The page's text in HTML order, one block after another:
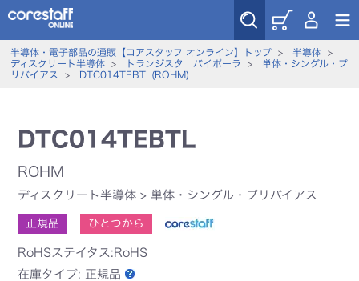
半導体・電子部品の通販【コアスタッフ オンライン】トップ> 半導体>
ディスクリート半導体> トランジスタ バイポーラ >
単体・シングル・プ
リバイアス
> DTC014TEBTL(ROHM)
DTC014TEBTL
ROHM
ディスクリート半導体 > 単体・シングル・プリバイアス
正規品 ひとつから
RoHSステイタス:RoHS
在庫タイプ: 正規品